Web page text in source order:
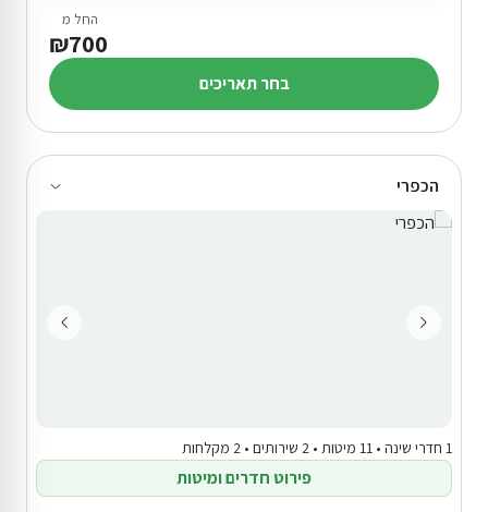
החל מ
₪700
בחר תאריכים
הכפרי
1 חדרי שינה • 11 מיטות • 2 שירותים • 2 מקלחות
פירוט חדרים ומיטות